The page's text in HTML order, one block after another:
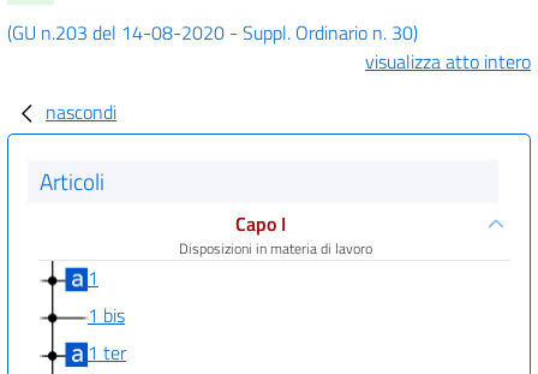
(GU n.203 del 14-08-2020 - Suppl. Ordinario n. 30)
visualizza atto intero
nascondi
Articoli
Capo I
Disposizioni in materia di lavoro
1
1 bis
1 ter